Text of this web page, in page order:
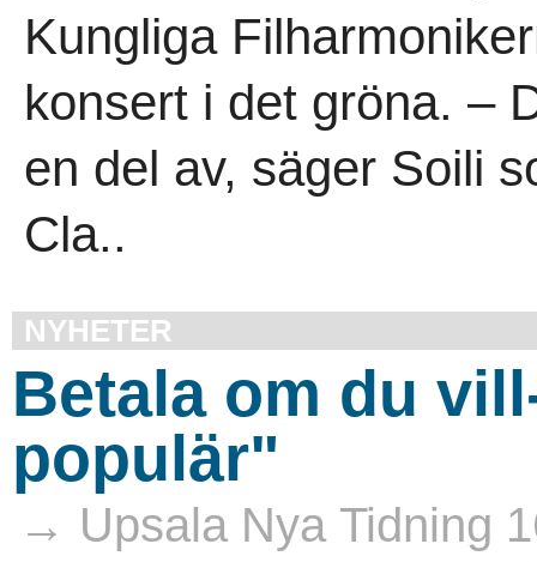
Kungliga
konsert i det gröna. –
en del av, säger Soili
Cla..
NYHETER
Betala om du
populär"
→ Upsala Nya Tidning